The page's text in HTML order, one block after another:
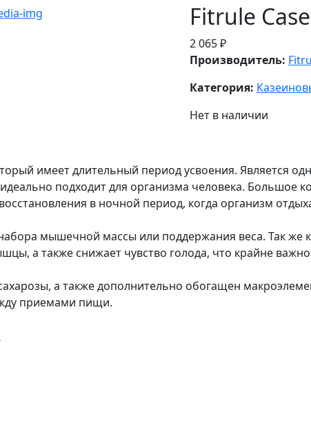
Fitrule
2 065 ₽
Производитель:
Категория:
Нет в наличии
имеет длительный период усвоения. Является
подходит для организма человека. Большое
в ночной период, когда организм
мышечной массы или поддержания веса. Так
а также снижает чувство голода, что крайне
а также дополнительно обогащен
приемами пищи.